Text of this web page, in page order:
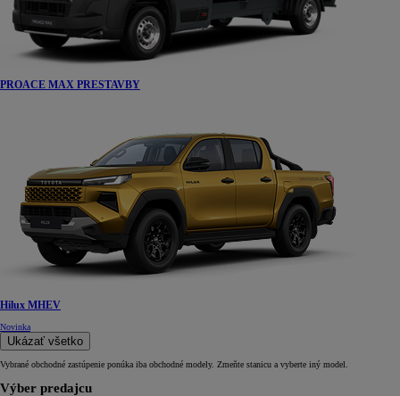
PROACE MAX PRESTAVBY
Hilux MHEV
Novinka
Ukázať všetko
Vybrané obchodné zastúpenie ponúka iba obchodné modely. Zmeňte stanicu a vyberte iný model.
Výber predajcu